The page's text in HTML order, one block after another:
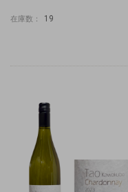
在庫数： 19